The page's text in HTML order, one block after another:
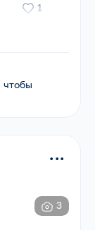
1
чтобы
...
3